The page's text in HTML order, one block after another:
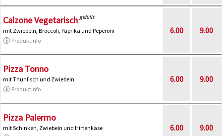
Calzone Vegetarisch gefüllt
mit Zwiebeln, Broccoli, Paprika und Peperoni
Produktinfo
6.00 9.00
Pizza Tonno
mit Thunfisch und Zwiebeln
Produktinfo
6.00 9.00
Pizza Palermo
mit Schinken, Zwiebeln und Hirtenkäse
6.00 9.00